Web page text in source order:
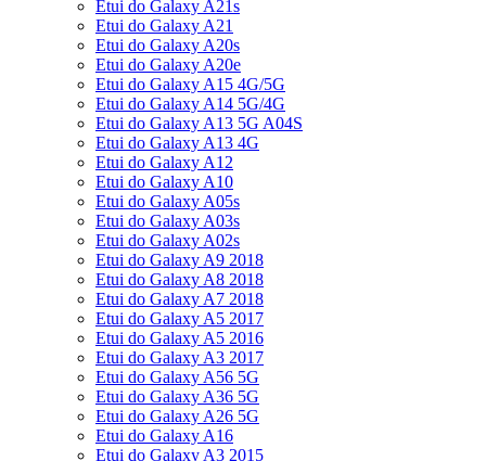
Etui do Galaxy A21s
Etui do Galaxy A21
Etui do Galaxy A20s
Etui do Galaxy A20e
Etui do Galaxy A15 4G/5G
Etui do Galaxy A14 5G/4G
Etui do Galaxy A13 5G A04S
Etui do Galaxy A13 4G
Etui do Galaxy A12
Etui do Galaxy A10
Etui do Galaxy A05s
Etui do Galaxy A03s
Etui do Galaxy A02s
Etui do Galaxy A9 2018
Etui do Galaxy A8 2018
Etui do Galaxy A7 2018
Etui do Galaxy A5 2017
Etui do Galaxy A5 2016
Etui do Galaxy A3 2017
Etui do Galaxy A56 5G
Etui do Galaxy A36 5G
Etui do Galaxy A26 5G
Etui do Galaxy A16
Etui do Galaxy A3 2015